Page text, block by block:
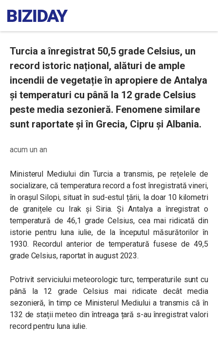
Turcia a înregistrat 50,5 grade Celsius, un
record istoric național, alături de ample
incendii de vegetație în apropiere de Antalya
și temperaturi cu până la 12 grade Celsius
peste media sezonieră. Fenomene similare
sunt raportate și în Grecia, Cipru și Albania.
acum un an
Ministerul Mediului din Turcia a transmis, pe rețelele de
socializare, că temperatura record a fost înregistrată vineri,
în orașul Silopi, situat în sud-estul țării, la doar 10 kilometri
de granițele cu Irak și Siria. Și Antalya a înregistrat o
temperatură de 46,1 grade Celsius, cea mai ridicată din
istorie pentru luna iulie, de la începutul măsurătorilor în
1930. Recordul anterior de temperatură fusese de 49,5
grade Celsius, raportat în august 2023.
Potrivit serviciului meteorologic turc, temperaturile sunt cu
până la 12 grade Celsius mai ridicate decât media
sezonieră, în timp ce Ministerul Mediului a transmis că în
132 de stații meteo din întreaga țară s-au înregistrat valori
record pentru luna iulie.